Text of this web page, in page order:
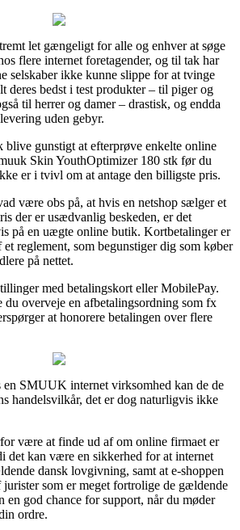
let gængeligt for alle og enhver at søge
flere internet foretagender, og til tak har
selskaber ikke kunne slippe for at tvinge
deres bedst i test produkter – til piger og
til herrer og damer – drastisk, og endda
uden gebyr.
gunstigt at efterprøve enkelte online
Skin YouthOptimizer 180 stk før du
er i tvivl om at antage den billigste pris.
være obs på, at hvis en netshop sælger et
der er usædvanlig beskeden, er det
på en uægte online butik. Kortbetalinger er
reglement, som begunstiger dig som køber
på nettet.
med betalingskort eller MobilePay.
du overveje en afbetalingsordning som fx
at honorere betalingen over flere
SMUUK internet virksomhed kan de de
handelsvilkår, det er dog naturligvis ikke
være at finde ud af om online firmaet er
det kan være en sikkerhed for at internet
dansk lovgivning, samt at e-shoppen
som er meget fortrolige de gældende
en god chance for support, når du møder
ordre.